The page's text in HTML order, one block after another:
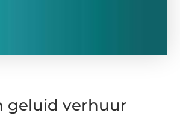
geluid verhuur